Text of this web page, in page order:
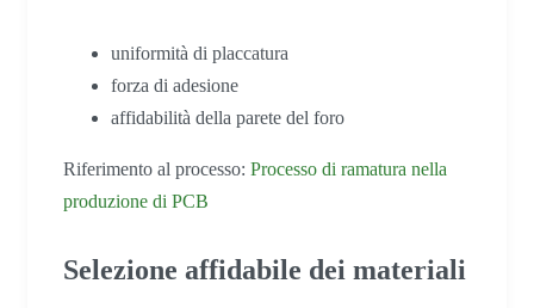
uniformità di placcatura
forza di adesione
affidabilità della parete del foro
Riferimento al processo: Processo di ramatura nella
produzione di PCB
Selezione affidabile dei materiali